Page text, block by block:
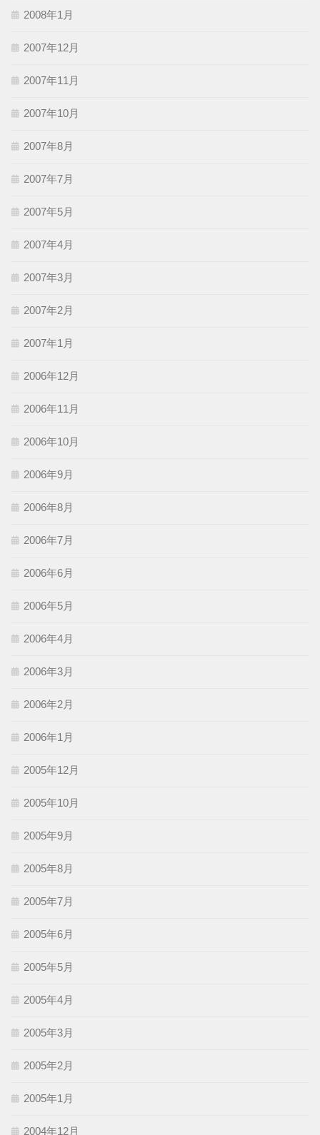
2008年1月
2007年12月
2007年11月
2007年10月
2007年8月
2007年7月
2007年5月
2007年4月
2007年3月
2007年2月
2007年1月
2006年12月
2006年11月
2006年10月
2006年9月
2006年8月
2006年7月
2006年6月
2006年5月
2006年4月
2006年3月
2006年2月
2006年1月
2005年12月
2005年10月
2005年9月
2005年8月
2005年7月
2005年6月
2005年5月
2005年4月
2005年3月
2005年2月
2005年1月
2004年12月